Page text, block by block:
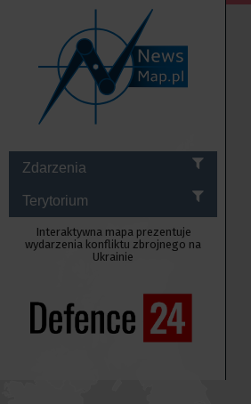
Zdarzenia
Terytorium
Interaktywna mapa prezentuje
wydarzenia konfliktu zbrojnego na
Ukrainie